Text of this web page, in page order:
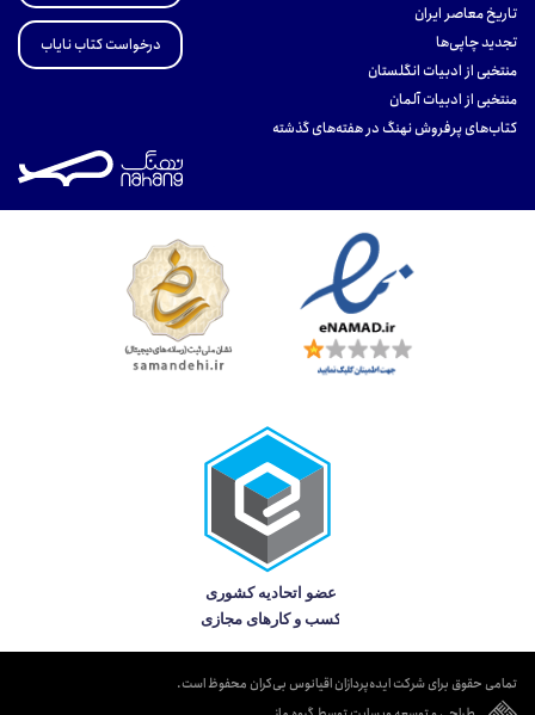
تاریخ معاصر ایران
تجدید چاپی‌ها
منتخبی از ادبیات انگلستان
منتخبی از ادبیات آلمان
کتاب‌های پرفروش نهنگ در هفته‌های گذشته
درخواست کتاب نایاب
تمامی حقوق برای شرکت ایده‌پردازان اقیانوس بی‌کران محفوظ است.